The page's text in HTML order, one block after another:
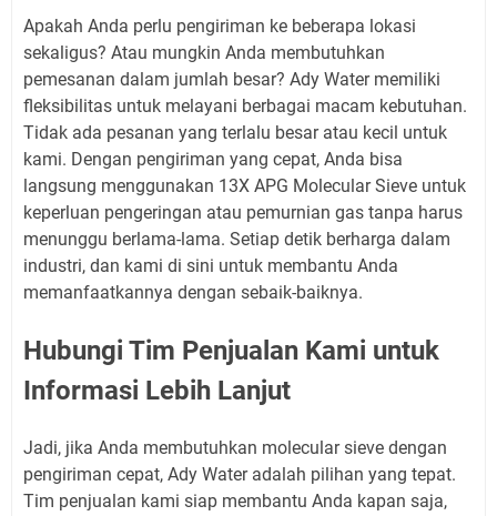
Apakah Anda perlu pengiriman ke beberapa lokasi
sekaligus? Atau mungkin Anda membutuhkan
pemesanan dalam jumlah besar? Ady Water memiliki
fleksibilitas untuk melayani berbagai macam kebutuhan.
Tidak ada pesanan yang terlalu besar atau kecil untuk
kami. Dengan pengiriman yang cepat, Anda bisa
langsung menggunakan 13X APG Molecular Sieve untuk
keperluan pengeringan atau pemurnian gas tanpa harus
menunggu berlama-lama. Setiap detik berharga dalam
industri, dan kami di sini untuk membantu Anda
memanfaatkannya dengan sebaik-baiknya.
Hubungi Tim Penjualan Kami untuk
Informasi Lebih Lanjut
Jadi, jika Anda membutuhkan molecular sieve dengan
pengiriman cepat, Ady Water adalah pilihan yang tepat.
Tim penjualan kami siap membantu Anda kapan saja,